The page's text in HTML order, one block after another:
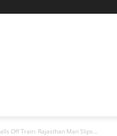
Off Train: Rajasthan Man Slips...